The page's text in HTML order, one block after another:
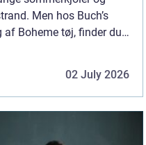
Men hos Buch’s
Boheme tøj, finder du
02 July 2026